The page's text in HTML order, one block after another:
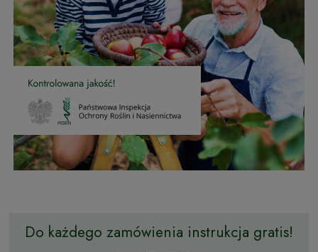
Do każdego zamówienia instrukcja gratis!